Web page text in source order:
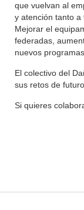
que vuelvan al
y atención tanto a
Mejorar el
federadas,
nuevos
El colectivo del
sus retos de
Si quieres